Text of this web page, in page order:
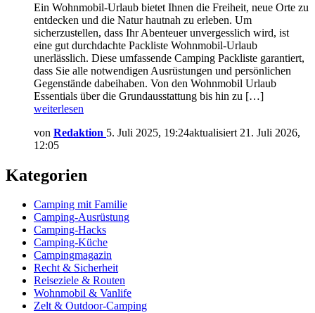
Ein Wohnmobil-Urlaub bietet Ihnen die Freiheit, neue Orte zu
entdecken und die Natur hautnah zu erleben. Um
sicherzustellen, dass Ihr Abenteuer unvergesslich wird, ist
eine gut durchdachte Packliste Wohnmobil-Urlaub
unerlässlich. Diese umfassende Camping Packliste garantiert,
dass Sie alle notwendigen Ausrüstungen und persönlichen
Gegenstände dabeihaben. Von den Wohnmobil Urlaub
Essentials über die Grundausstattung bis hin zu […]
weiterlesen
von Redaktion 5. Juli 2025, 19:24aktualisiert 21. Juli 2026,
12:05
Kategorien
Camping mit Familie
Camping-Ausrüstung
Camping-Hacks
Camping-Küche
Campingmagazin
Recht & Sicherheit
Reiseziele & Routen
Wohnmobil & Vanlife
Zelt & Outdoor-Camping